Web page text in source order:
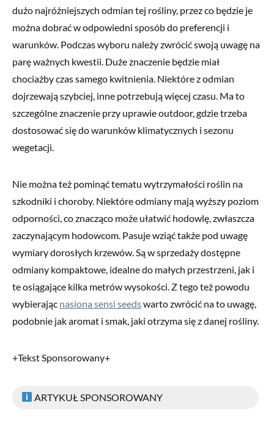
dużo najróżniejszych odmian tej rośliny, przez co będzie je
można dobrać w odpowiedni sposób do preferencji i
warunków. Podczas wyboru należy zwrócić swoją uwagę na
parę ważnych kwestii. Duże znaczenie będzie miał
chociażby czas samego kwitnienia. Niektóre z odmian
dojrzewają szybciej, inne potrzebują więcej czasu. Ma to
szczególne znaczenie przy uprawie outdoor, gdzie trzeba
dostosować się do warunków klimatycznych i sezonu
wegetacji.
Nie można też pominąć tematu wytrzymałości roślin na
szkodniki i choroby. Niektóre odmiany mają wyższy poziom
odporności, co znacząco może ułatwić hodowlę, zwłaszcza
zaczynającym hodowcom. Pasuje wziąć także pod uwagę
wymiary dorosłych krzewów. Są w sprzedaży dostępne
odmiany kompaktowe, idealne do małych przestrzeni, jak i
te osiągające kilka metrów wysokości. Z tego też powodu
wybierając nasiona sensi seedswarto zwrócić na to uwagę,
podobnie jak aromat i smak, jaki otrzyma się z danej rośliny.
+Tekst Sponsorowany+
ARTYKUŁ SPONSOROWANY